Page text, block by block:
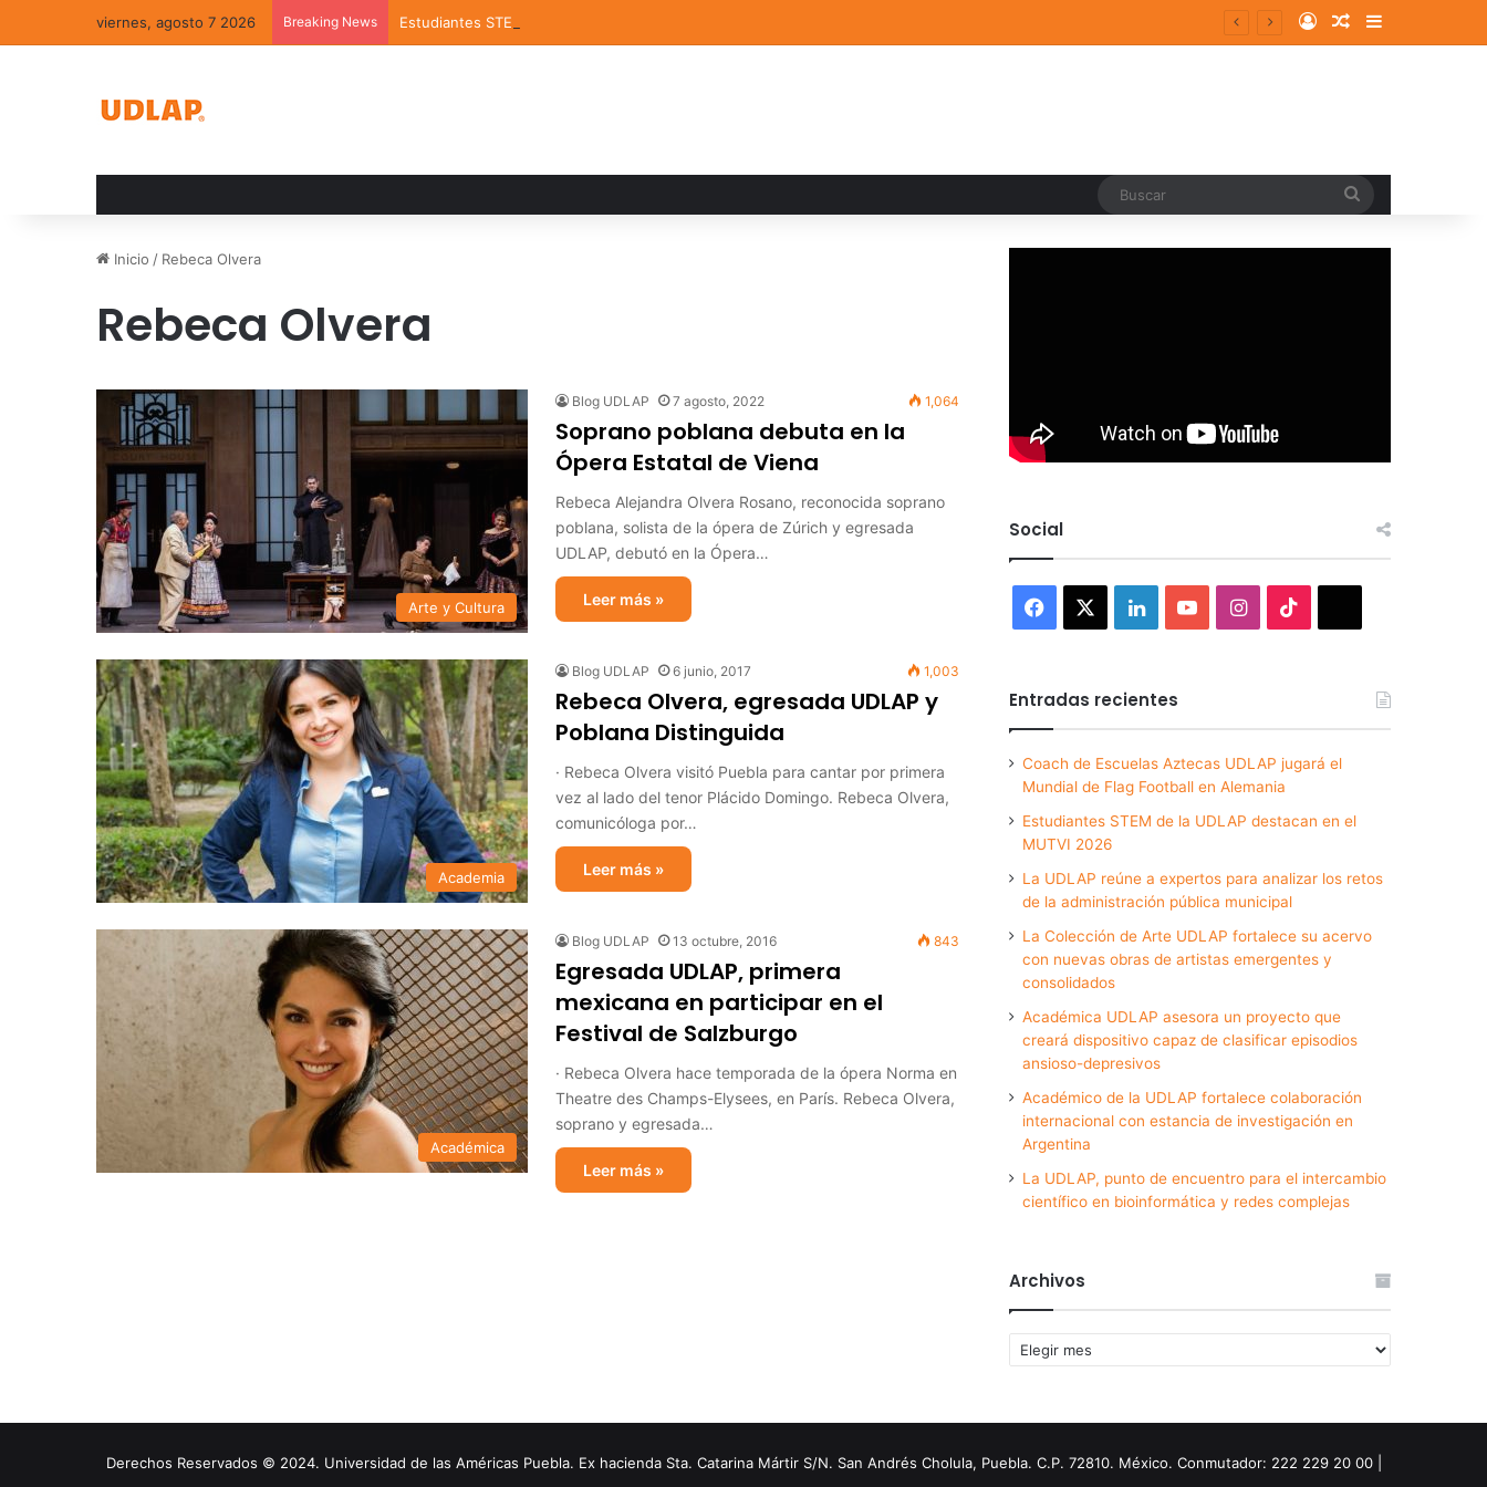
viernes, agosto 7 2026 Breaking News Estudiantes STEM de la UDLAP destacan en el MUTVI 2026 Log InRandom Article
Sidebar
Inicio / Rebeca Olvera
Rebeca Olvera
Arte y Cultura
Blog UDLAP 7 agosto, 2022 1,064
Soprano poblana debuta en la
Ópera Estatal de Viena
Rebeca Alejandra Olvera Rosano, reconocida soprano
poblana, solista de la ópera de Zúrich y egresada
UDLAP, debutó en la Ópera…
Leer más »
Academia
Blog UDLAP 6 junio, 2017 1,003
Rebeca Olvera, egresada UDLAP y
Poblana Distinguida
· Rebeca Olvera visitó Puebla para cantar por primera
vez al lado del tenor Plácido Domingo. Rebeca Olvera,
comunicóloga por…
Leer más »
Académica
Blog UDLAP 13 octubre, 2016 843
Egresada UDLAP, primera
mexicana en participar en el
Festival de Salzburgo
· Rebeca Olvera hace temporada de la ópera Norma en
Theatre des Champs-Elysees, en París. Rebeca Olvera,
soprano y egresada…
Leer más »
Social
Facebook LinkedInYouTubeInstagram
Entradas recientes
Coach de Escuelas Aztecas UDLAP jugará el
Mundial de Flag Football en Alemania
Estudiantes STEM de la UDLAP destacan en el
MUTVI 2026
La UDLAP reúne a expertos para analizar los retos
de la administración pública municipal
La Colección de Arte UDLAP fortalece su acervo
con nuevas obras de artistas emergentes y
consolidados
Académica UDLAP asesora un proyecto que
creará dispositivo capaz de clasificar episodios
ansioso-depresivos
Académico de la UDLAP fortalece colaboración
internacional con estancia de investigación en
Argentina
La UDLAP, punto de encuentro para el intercambio
científico en bioinformática y redes complejas
Archivos
Archivos
Derechos Reservados © 2024. Universidad de las Américas Puebla. Ex hacienda Sta. Catarina Mártir S/N. San Andrés Cholula, Puebla. C.P. 72810. México. Conmutador: 222 229 20 00 |